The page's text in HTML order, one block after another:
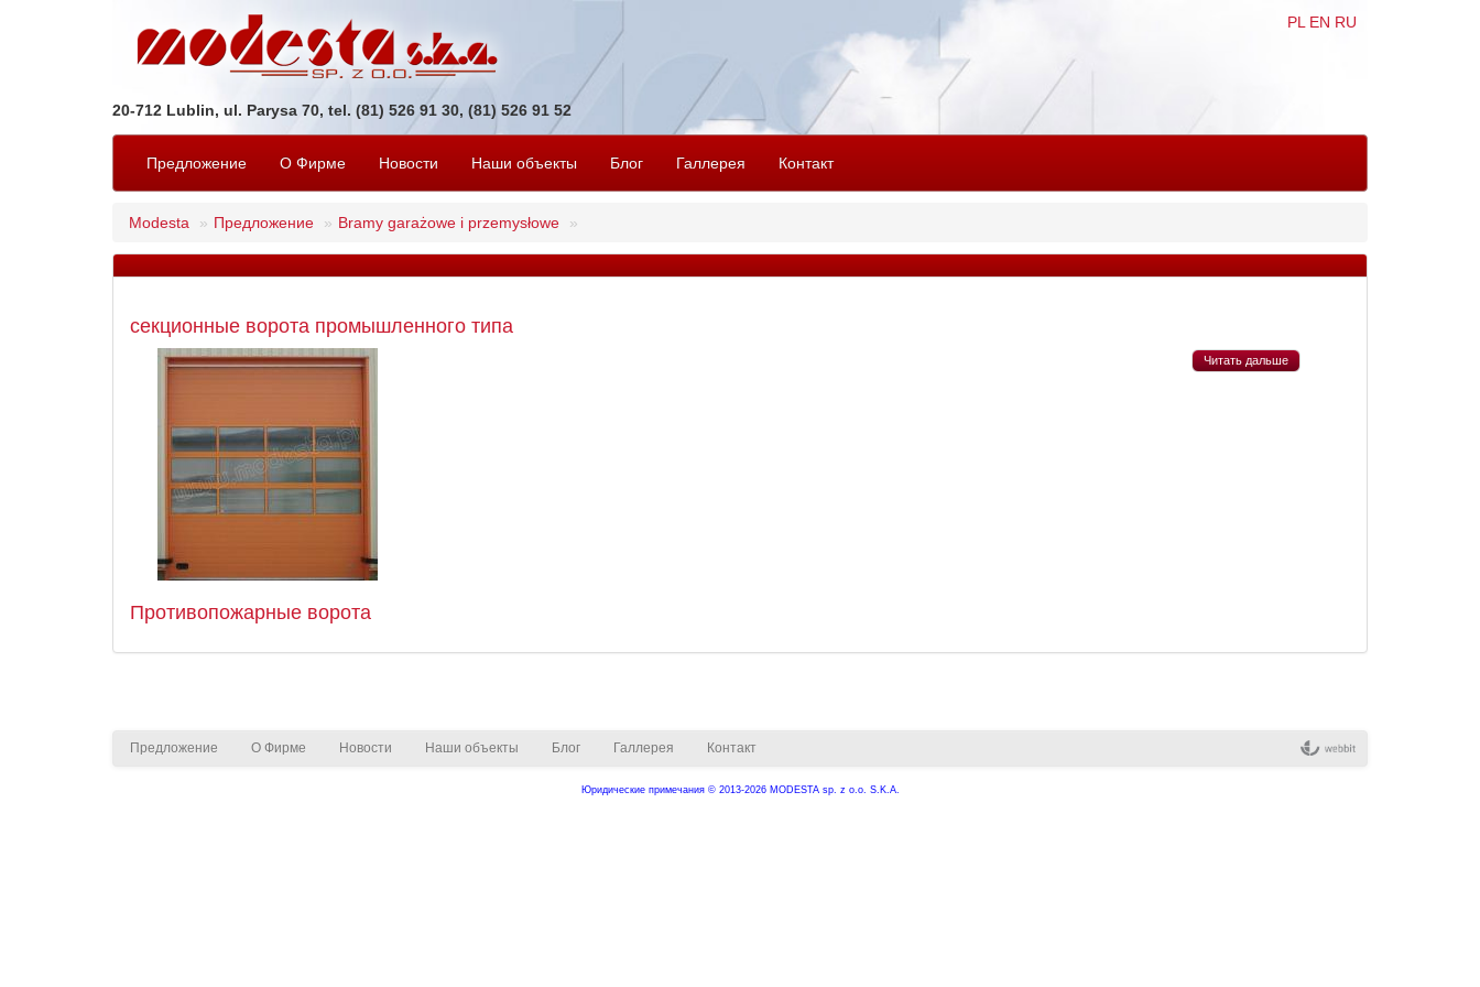
PL EN RU
20-712 Lublin, ul. Parysa 70, tel. (81) 526 91 30, (81) 526 91 52
Предложение O Фирмe Новости Наши объекты Блог Галлерея Контакт
Modesta Предложение Bramy garażowe i przemysłowe
секционные ворота промышленного типа
Читать дальше
Противопожарные ворота
Предложение O Фирмe Новости Наши объекты Блог Галлерея Контакт
Юридические примечания© 2013-2026 MODESTA sp. z o.o. S.K.A.